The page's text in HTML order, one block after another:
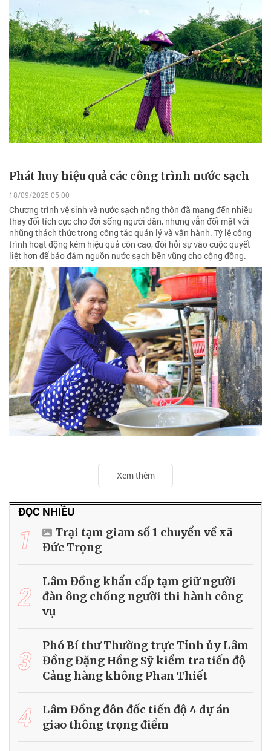
Phát huy hiệu quả các công trình nước sạch
18/09/2025 05:00
Chương trình vệ sinh và nước sạch nông thôn đã mang đến nhiều
thay đổi tích cực cho đời sống người dân, nhưng vẫn đối mặt với
những thách thức trong công tác quản lý và vận hành. Tỷ lệ công
trình hoạt động kém hiệu quả còn cao, đòi hỏi sự vào cuộc quyết
liệt hơn để bảo đảm nguồn nước sạch bền vững cho cộng đồng.
Xem thêm
ĐỌC NHIỀU
1
Trại tạm giam số 1 chuyển về xã
Đức Trọng
2
Lâm Đồng khẩn cấp tạm giữ người
đàn ông chống người thi hành công
vụ
3
Phó Bí thư Thường trực Tỉnh ủy Lâm
Đồng Đặng Hồng Sỹ kiểm tra tiến độ
Cảng hàng không Phan Thiết
4
Lâm Đồng đôn đốc tiến độ 4 dự án
giao thông trọng điểm